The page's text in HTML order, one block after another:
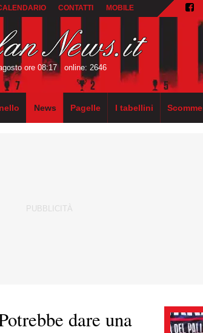
CONTATTI MOBILE
ore 08:17 online: 2646
News Pagelle I tabellini
dare una